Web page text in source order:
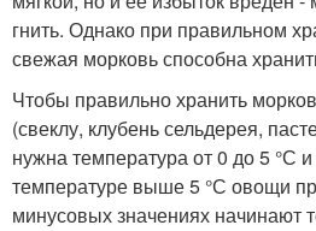
гнить. Однако при правильном
свежая морковь способна
Чтобы правильно хранить
(свеклу, клубень сельдерея,
нужна температура от 0 до 5 °С
температуре выше 5 °С овощи
минусовых значениях начинают